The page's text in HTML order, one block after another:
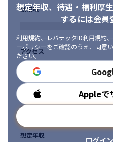
想定年収、待遇・福利厚生
するには会員
利用規約、 レバテックID利用規約、
ーポリシーをご確認のうえ、同意
ださい。
Appleで
勤務地
アクセス
勤務時間
想定年収